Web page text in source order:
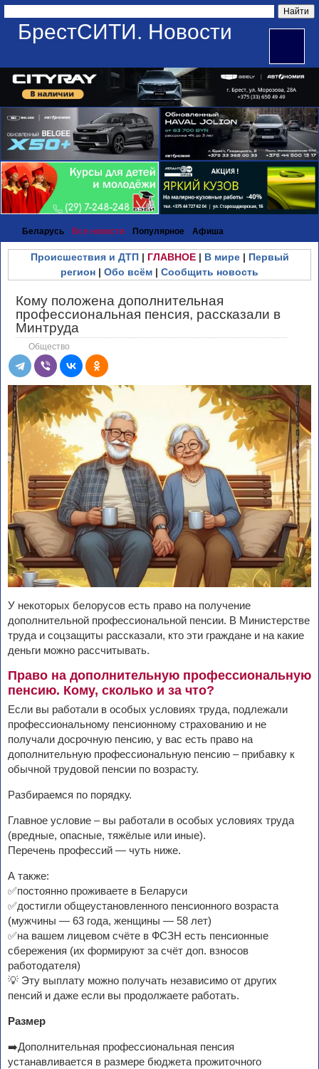
БрестСИТИ. Новости
Беларусь Все новости Популярное Афиша
Происшествия и ДТП| ГЛАВНОЕ| В мире| Первый
регион | Обо всём | Сообщить новость
Кому положена дополнительная
профессиональная пенсия, рассказали в
Минтруда
Общество
У некоторых белорусов есть право на получение
дополнительной профессиональной пенсии. В Министерстве
труда и соцзащиты рассказали, кто эти граждане и на какие
деньги можно рассчитывать.
Право на дополнительную профессиональную
пенсию. Кому, сколько и за что?
Если вы работали в особых условиях труда, подлежали
профессиональному пенсионному страхованию и не
получали досрочную пенсию, у вас есть право на
дополнительную профессиональную пенсию – прибавку к
обычной трудовой пенсии по возрасту.
Разбираемся по порядку.
Главное условие – вы работали в особых условиях труда
(вредные, опасные, тяжёлые или иные).
Перечень профессий — чуть ниже.
А также:
✅постоянно проживаете в Беларуси
✅достигли общеустановленного пенсионного возраста
(мужчины — 63 года, женщины — 58 лет)
✅на вашем лицевом счёте в ФСЗН есть пенсионные
сбережения (их формируют за счёт доп. взносов
работодателя)
💡 Эту выплату можно получать независимо от других
пенсий и даже если вы продолжаете работать.
Размер
➡️Дополнительная профессиональная пенсия
устанавливается в размере бюджета прожиточного